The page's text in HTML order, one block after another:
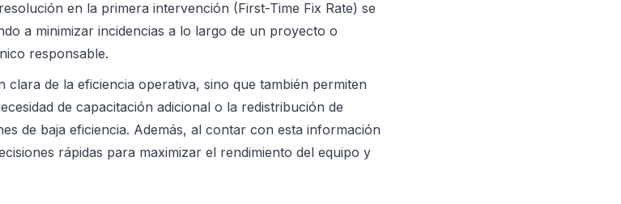
en la primera intervención (First-Time Fix Rate) se
a minimizar incidencias a lo largo de un proyecto o
responsable.
de la eficiencia operativa, sino que también permiten
de capacitación adicional o la redistribución de
de baja eficiencia. Además, al contar con esta información
rápidas para maximizar el rendimiento del equipo y